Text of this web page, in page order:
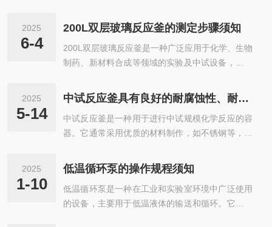
速了蒸发过程。例如，在化学实验中，对于一些有
快地脱离液体表面进入气相。(二)加热过...
度时，会在反应釜的夹层中导入恒温的热溶液(如
水、油等)或冷却液，通过循环这些介质来维持反
应釜内的温度稳定。比如在进行一些需要在特定温
度下长时间反应的化学合成实验时，就可以准确地
般配备有搅拌装置，通过电机驱动搅拌轴和搅拌桨
可以根据反应的需求进行调节，以确保反应物...
2025
6-4
200L双层玻璃反应釜的测定步骤须知
200L双层玻璃反应釜是一种广泛应用于化学、生物
制药、新材料合成等领域的实验及中试设备，其核
操作，凭借其透明化、准确控温及高安全性，成为
科研与中试阶段的核心设备，通过夹层循环控温介
质(如水浴、油浴或冷冻液)调节内层反应温度，同
时配备电动或磁力搅拌装置使物料混合均匀，夹层
或冷却，搭配真空泵可抽真空至-0.1MPa，适用于
应现象(如颜色变化、气泡生成...
2025
5-14
中试反应釜具有良好的耐腐蚀性、耐高温高压性
中试反应釜是一种用于进行中试规模化学反应的容
器。它通常采用优质的材料制作，如不锈钢等，以
强度，能够适应各种复杂的化学反应环境。其结构
设计精巧，一般包含釜体、搅拌系统、加热与冷却
装置、密封装置、压力控制系统以及各种监测仪表
等部分。釜体作为反应的核心容器，其形状和尺寸
2025
1-10
低温循环泵的操作规程须知
低温循环泵是一种在工业和实验室环境中广泛使用
的设备，主要用于低温液体的输送和循环。它在化